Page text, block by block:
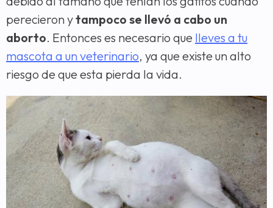
perecieron ytampoco se llevó a cabo un
aborto. Entonces es necesario que lleves a tu
mascota a un veterinario, ya que existe un alto
riesgo de que esta pierda la vida.